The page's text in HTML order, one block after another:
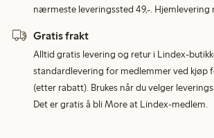
nærmeste leveringssted 49,-. Hjemlevering
Gratis frakt
Alltid gratis levering og retur i Lindex-
standardlevering for medlemmer ved kjøp
(etter rabatt). Brukes når du velger
Det er gratis å bli More at Lindex-medlem.